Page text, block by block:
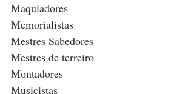
Maquiadores
Memorialistas
Mestres Sabedores
Mestres de terreiro
Montadores
Musicistas